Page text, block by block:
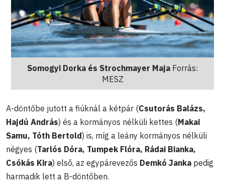
Somogyi Dorka és Strochmayer Maja Forrás:
MESZ
A-döntőbe jutott a fiúknál a kétpár (Csutorás Balázs,
Hajdú András) és a kormányos nélküli kettes (Makai
Samu, Tóth Bertold) is, míg a leány kormányos nélküli
négyes (Tarlós Dóra, Tumpek Flóra, Rádai Bianka,
Csókás Kira) első, az egypárevezős Demkó Janka pedig
harmadik lett a B-döntőben.